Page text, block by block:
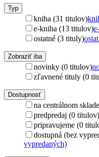
Typ
kniha (31 titulov)
e-kniha (13 titulov)
ostatné (3 tituly)
Zobraziť iba
novinky (0 titulov)
zľavnené tituly (0
Dostupnosť
na centrálnom
predpredaj (0 titulov)
pripravujeme (0
dostupná (bez
vypredaných)